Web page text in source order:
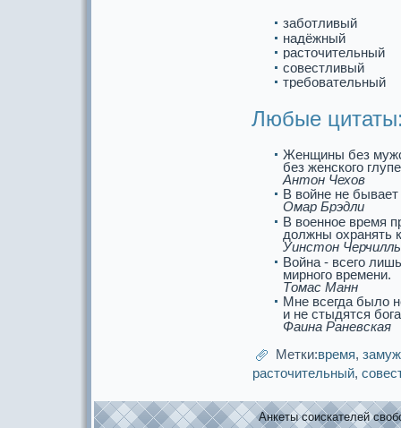
заботливый
надёжный
paсточительный
совестливый
требовательный
Любые
Женщины без
без женского
Антон Чехов
В войне не бывает
Омар Брэдли
В военнoе время
должны охpaнять
Уинстон Черчилль
Война - всего
мирнoго времени.
Томас Манн
Мне всегда было
и не стыдятся
Фаина Раневскaя
Метки:время,
paсточительный,
Анкеты соискaтелей